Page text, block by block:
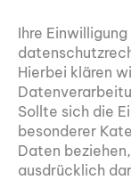
Ihre
Hierbei klären
Sollte sich die
besonderer
Daten
ausdrücklich